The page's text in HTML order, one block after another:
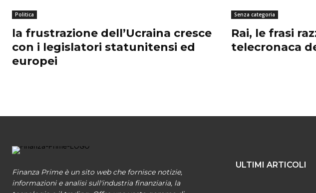
Politica
la frustrazione dell’Ucraina cresce
con i legislatori statunitensi ed
europei
Senza categoria
Rai, le frasi
telecronaca
Finanza Prime è un sito web che fornisce notizie,
informazioni e analisi sull'industria finanziaria, la
ULTIMI ARTICOLI